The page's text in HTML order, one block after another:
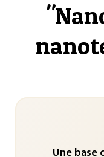
"
Une base